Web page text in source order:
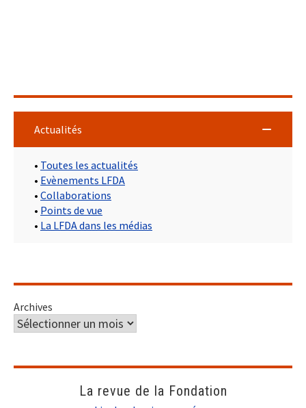
Actualités
• Toutes les actualités
• Evènements LFDA
• Collaborations
• Points de vue
• La LFDA dans les médias
Archives
La revue de la Fondation